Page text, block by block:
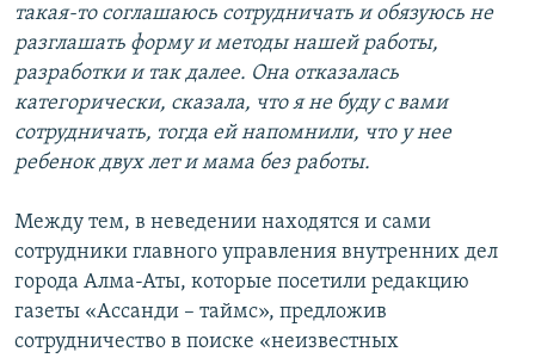
такая-то соглашаюсь сотрудничать и обязуюсь не
разглашать форму и методы нашей работы,
разработки и так далее. Она отказалась
категорически, сказала, что я не буду с вами
сотрудничать, тогда ей напомнили, что у нее
ребенок двух лет и мама без работы.
Между тем, в неведении находятся и сами
сотрудники главного управления внутренних дел
города Алма-Аты, которые посетили редакцию
газеты «Ассанди – таймс», предложив
сотрудничество в поиске «неизвестных